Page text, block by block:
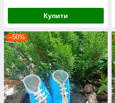
Купити
–50%